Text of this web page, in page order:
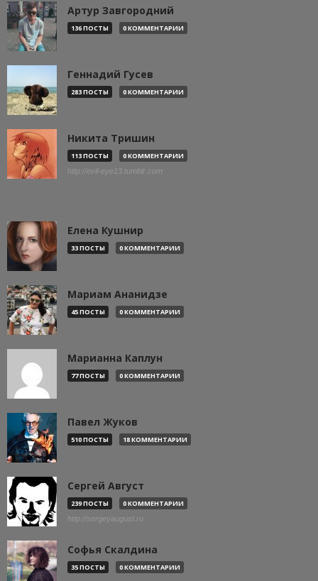
Артур Завгородний
136 ПОСТЫ 0 КОММЕНТАРИИ
Геннадий Гусев
283 ПОСТЫ 0 КОММЕНТАРИИ
Никита Тришин
113 ПОСТЫ 0 КОММЕНТАРИИ
http://evil-eye13.tumblr.com
Елена Кушнир
33 ПОСТЫ 0 КОММЕНТАРИИ
Мариам Ананидзе
45 ПОСТЫ 0 КОММЕНТАРИИ
Марианна Каплун
77 ПОСТЫ 0 КОММЕНТАРИИ
Павел Жуков
510 ПОСТЫ 18 КОММЕНТАРИИ
Сергей Август
239 ПОСТЫ 0 КОММЕНТАРИИ
http://sergeyaugust.ru
Софья Скалдина
35 ПОСТЫ 0 КОММЕНТАРИИ